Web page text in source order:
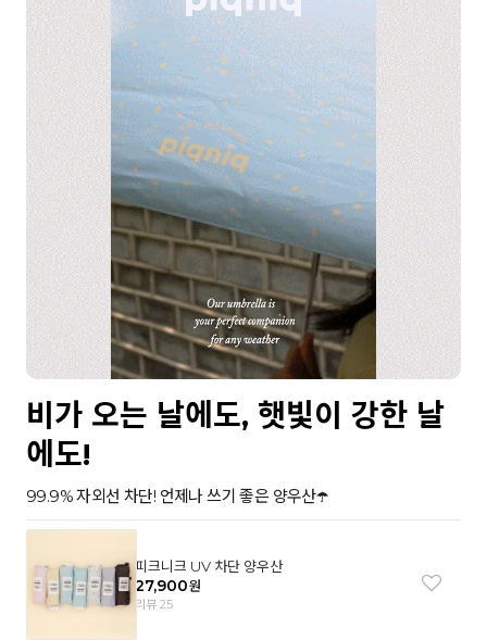
비가 오는 날에도, 햇빛이 강한 날
에도!
99.9% 자외선 차단! 언제나 쓰기 좋은 양우산☂️
피크니크 UV 차단 양우산
27,900원
리뷰 25